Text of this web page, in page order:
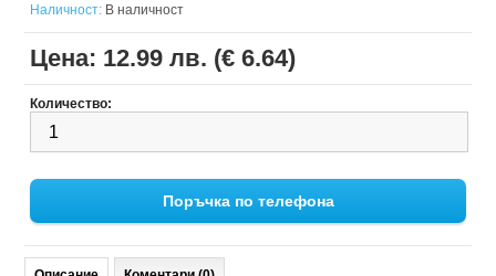
Наличност: В наличност
Цена: 12.99 лв. (€ 6.64)
Количество:
Поръчка по телефона